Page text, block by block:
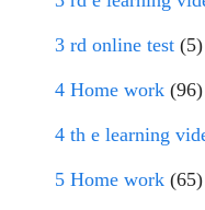
3 rd online test (5)
4 Home work (96)
4 th e learning
5 Home work (65)